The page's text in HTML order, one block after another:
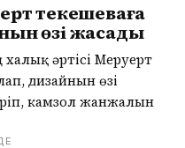
Өтекешеваға
өзі жасады
халық әртісі Меруерт
дизайнын өзі
камзол жанжалын